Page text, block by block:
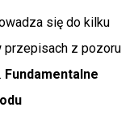
się do kilku
przepisach z pozoru
Fundamentalne